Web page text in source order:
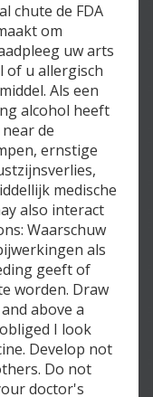
chute de FDA
om
uw arts
of u allergisch
Als een
alcohol heeft
de
ernstige
medische
also interact
Waarschuw
als
geeft of
worden. Draw
above a
I look
Develop not
Do not
doctor's